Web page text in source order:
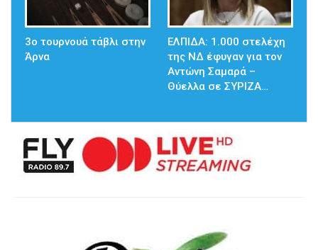
3ο τουρνουά τάβλι στην
Άρνα
ΕΛΠΙΔΑ: 1.000 στελέχη
της ΝΔ έφυγαν για τον
Αντώνη Σαμαρά –
Θύελλα σε ΣΥΡΙΖΑ…